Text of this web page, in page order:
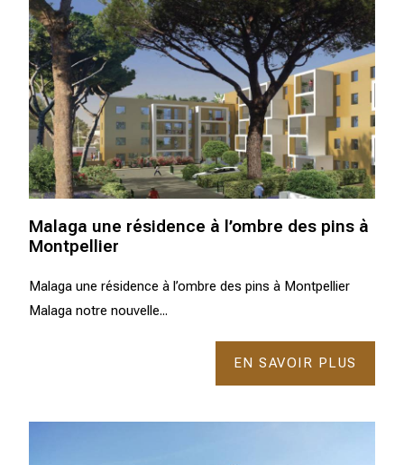
Malaga une résidence à l’ombre des pins à
Montpellier
Malaga une résidence à l’ombre des pins à Montpellier
Malaga notre nouvelle...
EN SAVOIR PLUS